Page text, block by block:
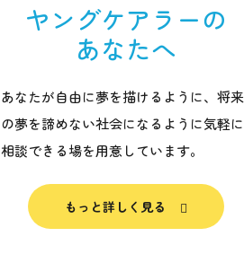
トップページ
ヤングケアラーのあなたへ
ヤングケアラーの
あなたへ
あなたが自由に夢を描けるように、将来
の夢を諦めない社会になるように気軽に
相談できる場を用意しています。
もっと詳しく見る